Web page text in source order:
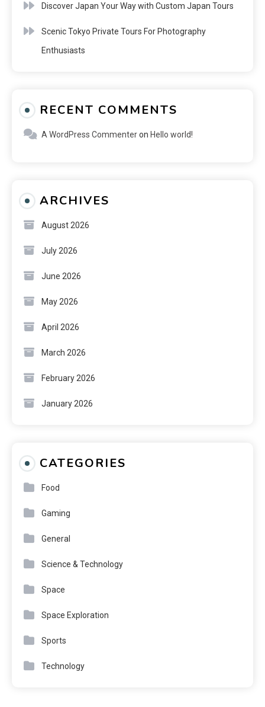
Discover Japan Your Way with Custom Japan Tours
Scenic Tokyo Private Tours For Photography
Enthusiasts
RECENT COMMENTS
A WordPress Commenteron Hello world!
ARCHIVES
August 2026
July 2026
June 2026
May 2026
April 2026
March 2026
February 2026
January 2026
CATEGORIES
Food
Gaming
General
Science & Technology
Space
Space Exploration
Sports
Technology